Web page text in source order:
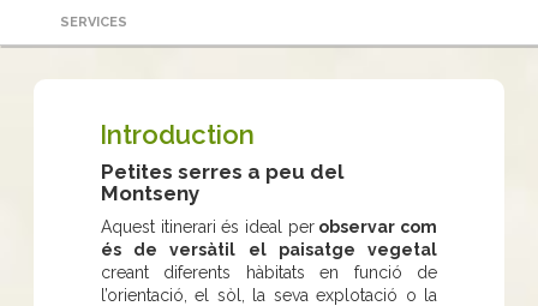
SERVICES
Introduction
Petites serres a peu del
Montseny
Aquest itinerari és ideal perobservar com
és de versàtil el paisatge vegetal
creant diferents hàbitats en funció de
l’orientació, el sòl, la seva explotació o la